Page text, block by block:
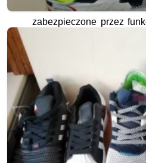
zabezpieczone przez